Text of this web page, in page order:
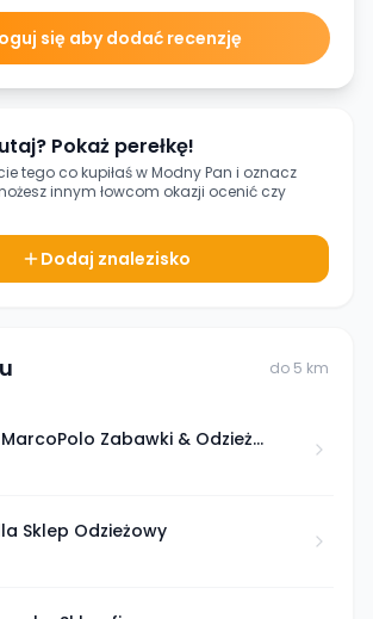
się aby dodać recenzję
Pokaż perełkę!
tego co kupiłaś wModny Pan i oznacz
innym łowcom okazji ocenić czy
Dodaj znalezisko
do 5 km
Zabawki & Odzież
Sklep Odzieżowy